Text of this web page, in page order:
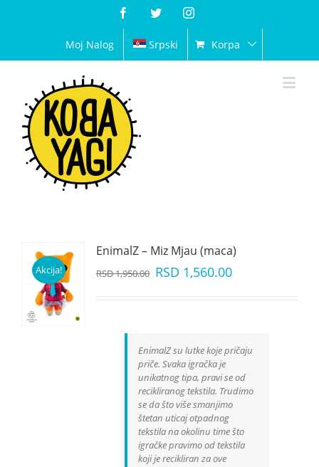
FacebookTwitterInstagram
Moj Nalog Srpski Korpa
Akcija!
EnimalZ – Miz Mjau (maca)
RSD1,950.00 RSD 1,560.00
EnimalZ su lutke koje pričaju
priče. Svaka igračka je
unikatnog tipa, pravi se od
recikliranog tekstila. Trudimo
se da što više smanjimo
štetan uticaj otpadnog
tekstila na okolinu time što
igračke pravimo od tekstila
koji je recikliran za ove